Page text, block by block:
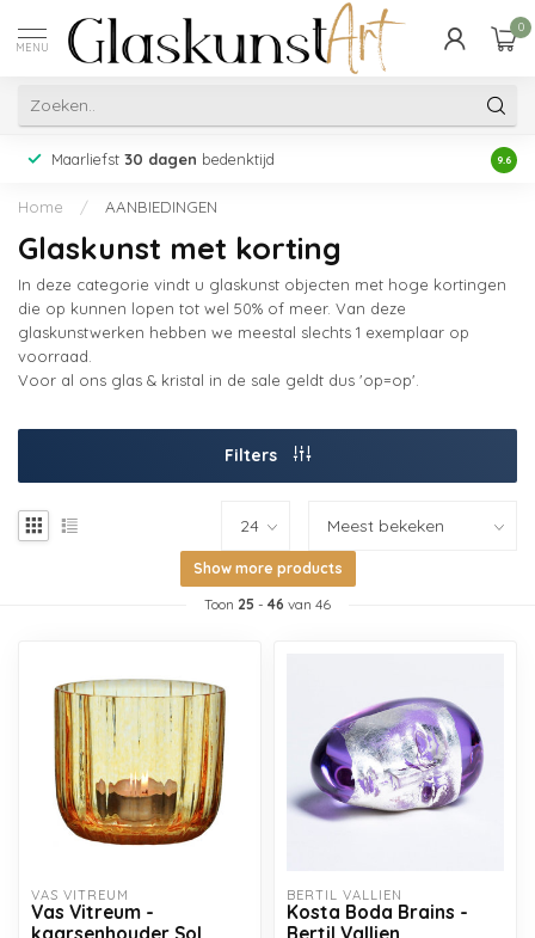
MENU
0
Maarliefst 30 dagen bedenktijd 9.6
Home / AANBIEDINGEN
Glaskunst met korting
In deze categorie vindt u glaskunst objecten met hoge kortingen
die op kunnen lopen tot wel 50% of meer. Van deze
glaskunstwerken hebben we meestal slechts 1 exemplaar op
voorraad.
Voor al ons glas & kristal in de sale geldt dus 'op=op'.
Filters
Show more products
Toon 25 - 46 van 46
VAS VITREUM
Vas Vitreum -
kaarsenhouder Sol
BERTIL VALLIEN
Kosta Boda Brains -
Bertil Vallien